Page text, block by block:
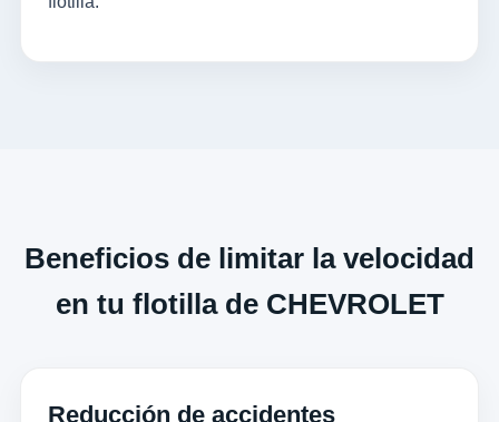
Beneficios de limitar la velocidad
en tu flotilla de CHEVROLET
Reducción de accidentes